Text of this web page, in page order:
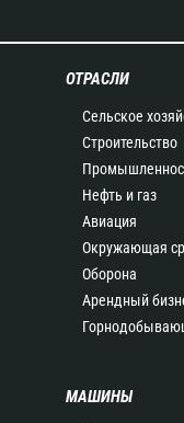
ОТРАСЛИ
Сельское
Строительство
Нефть и газ
Авиация
Окружающая
Оборона
Арендный
МАШИНЫ